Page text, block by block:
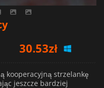
31.53zł
54.55zł
kooperacyjną strzelankę
jeszcze bardziej